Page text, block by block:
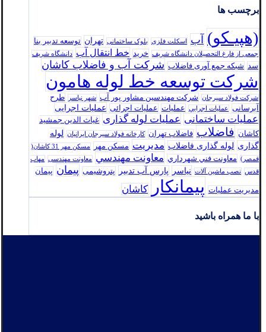
برچسب ها
(هپیـکو) آب اسکلت فلزی بلوک ساختمانی تهران توسعه تدبير بنا
جمعی از فارغ التحصیلان دانشگاه شریف خرید خط انتقال آب دانشگاه شریف
سد شبکه جمع آوری فاضلاب شرکت آب و فاضلاب کاشان
شرکت توسعه خط لوله هامون
شرکت فولاد سيرجان شرکت مهندسین مشاور پور آب شهر نیاسر
طرح
آبرسانی
عمليات اجرايي عملیات عملیات اجرائی عملیات اجرایی
عملیات ساختمانی عملیات لوله گذاری غیاث الدین جمشید
کاشان
فاضلاب فاضلاب تهران كارخانه فولاد سيرجان ايرانيان
لوله
گذاری لوله گذاری فاضلاب مدیریت مسکن مهر
مسکن مهر 31 کاشان(
قمصر)
معاونت فني شهرداري معاونت مهندسي معاونت مهندسی
مهاب
قدس
نصب ماشین آلات نیاسر پارس‌ آب تدبير پتروشیمی پیمان پیمان
مدیریت عملیات پیمانکار کاشان
با ما همراه باشید